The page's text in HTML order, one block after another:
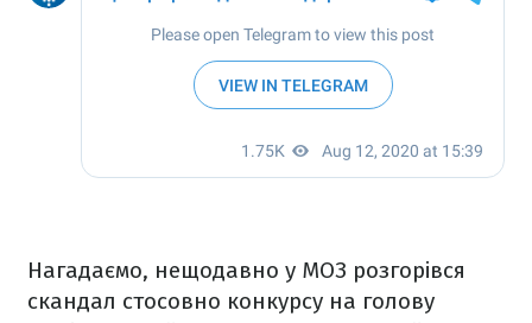
Нагадаємо, нещодавно у МОЗ розгорівся
скандал стосовно конкурсу на голову